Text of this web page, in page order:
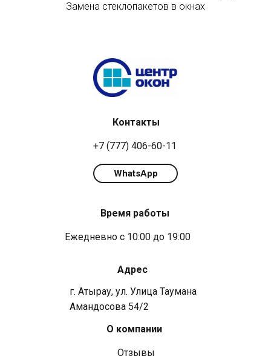
Замена стеклопакетов в окнах
+7 (777) 406-60-11
Ежедневно с 10:00 до 19:00
Отзывы
г. Атырау, ул. ​​Улица Таумана
Амандосова 54/2
О компании
Адрес
Время работы
Контакты
WhatsApp